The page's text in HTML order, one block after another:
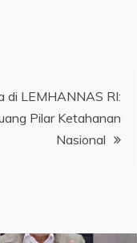
di LEMHANNAS RI:
Pilar Ketahanan
Nasional